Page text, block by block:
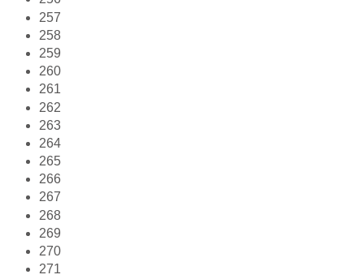
257
258
259
260
261
262
263
264
265
266
267
268
269
270
271